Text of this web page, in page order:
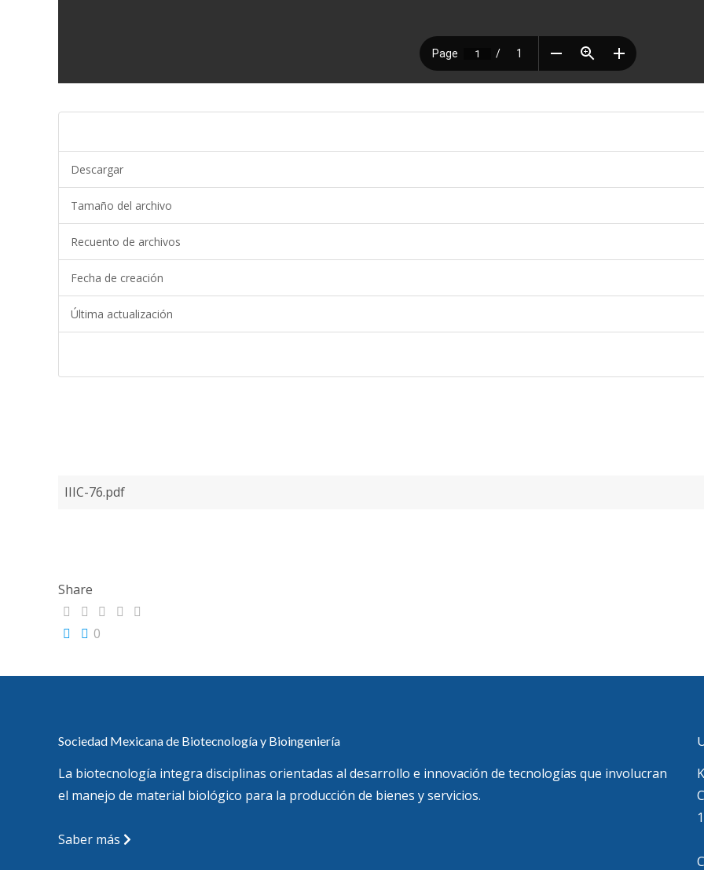
Descargar
Tamaño del archivo
Recuento de archivos
Fecha de creación
Última actualización
IIIC-76.pdf
Share
0
Sociedad Mexicana de Biotecnología y Bioingeniería
La biotecnología integra disciplinas orientadas al desarrollo e innovación de tecnologías que involucran
el manejo de material biológico para la producción de bienes y servicios.
Saber más